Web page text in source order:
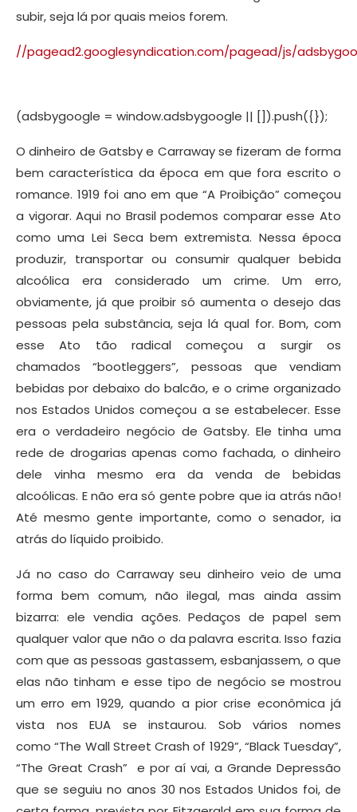
subir, seja lá por quais meios forem.
//pagead2.googlesyndication.com/pagead/js/
(adsbygoogle = window.adsbygoogle || []).push({});
O dinheiro de Gatsby e Carraway se fizeram de forma
bem característica da época em que fora escrito o
romance. 1919 foi ano em que “A Proibição” começou
a vigorar. Aqui no Brasil podemos comparar esse Ato
como uma Lei Seca bem extremista. Nessa época
produzir, transportar ou consumir qualquer bebida
alcoólica era considerado um crime. Um erro,
obviamente, já que proibir só aumenta o desejo das
pessoas pela substância, seja lá qual for. Bom, com
esse Ato tão radical começou a surgir os
chamados “bootleggers”, pessoas que vendiam
bebidas por debaixo do balcão, e o crime organizado
nos Estados Unidos começou a se estabelecer. Esse
era o verdadeiro negócio de Gatsby. Ele tinha uma
rede de drogarias apenas como fachada, o dinheiro
dele vinha mesmo era da venda de bebidas
alcoólicas. E não era só gente pobre que ia atrás não!
Até mesmo gente importante, como o senador, ia
atrás do líquido proibido.
Já no caso do Carraway seu dinheiro veio de uma
forma bem comum, não ilegal, mas ainda assim
bizarra: ele vendia ações. Pedaços de papel sem
qualquer valor que não o da palavra escrita. Isso fazia
com que as pessoas gastassem, esbanjassem, o que
elas não tinham e esse tipo de negócio se mostrou
um erro em 1929, quando a pior crise econômica já
vista nos EUA se instaurou. Sob vários nomes
como “The Wall Street Crash of 1929”, “Black Tuesday”,
“The Great Crash” e por aí vai, a Grande Depressão
que se seguiu no anos 30 nos Estados Unidos foi, de